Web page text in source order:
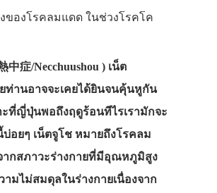
ของโรคลมแดด ในช่วงโรคโค
中症/Necchuushou ) เน็ต
ท่านอาจจะเคยได้ยินจนคุ้นหูกัน
ะที่ญี่ปุ่นพอถึงฤดูร้อนทีไรเรามักจะ
อยๆ เน็ตจูโช หมายถึงโรคลม
ากสภาวะร่างกายที่มีอุณหภูมิสูง
ามไม่สมดุลในร่างกายเนื่องจาก